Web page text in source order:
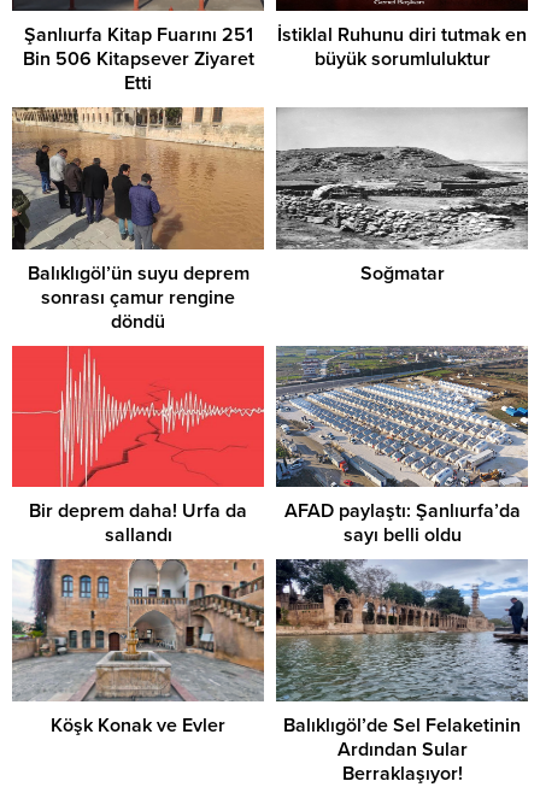
Şanlıurfa Kitap Fuarını 251
Bin 506 Kitapsever Ziyaret
Etti
İstiklal Ruhunu diri tutmak en
büyük sorumluluktur
Balıklıgöl’ün suyu deprem
sonrası çamur rengine
döndü
Soğmatar
Bir deprem daha! Urfa da
sallandı
AFAD paylaştı: Şanlıurfa’da
sayı belli oldu
Köşk Konak ve Evler
Balıklıgöl’de Sel Felaketinin
Ardından Sular
Berraklaşıyor!